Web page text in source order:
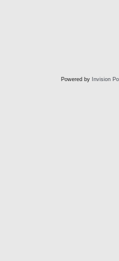
Powered by Invision